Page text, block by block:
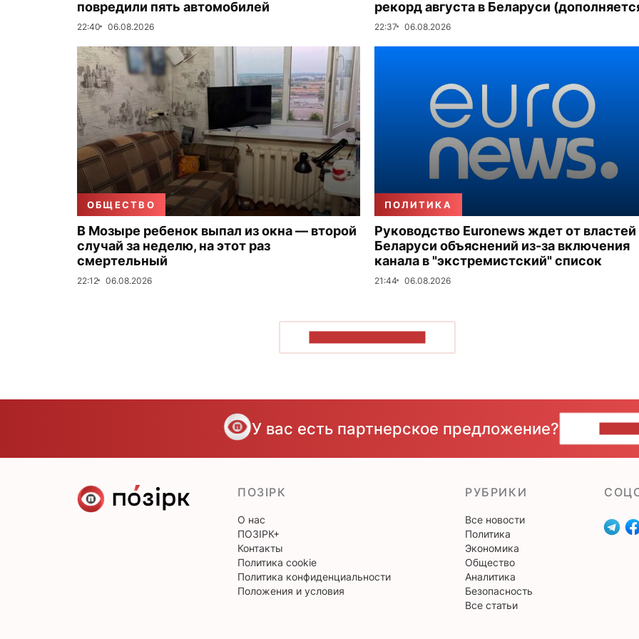
повредили пять автомобилей
22:40 06.08.2026
рекорд августа в Беларуси
22:37 06.08.2026
ОБЩЕСТВО
В Мозыре ребенок выпал из окна — второй
случай за неделю, на этот раз
смертельный
22:12 06.08.2026
ПОЛИТИКА
Руководство Euronews ждет от властей
Беларуси объяснений из-за включения
канала в "экстремистский" список
21:44 06.08.2026
У вас есть партнерское предложение?
ПОЗІРК
О нас
ПОЗІРК+
Контакты
Политика cookie
Политика конфиденциальности
Положения и условия
РУБРИКИ
Все новости
Политика
Экономика
Общество
Аналитика
Безопасность
Все статьи